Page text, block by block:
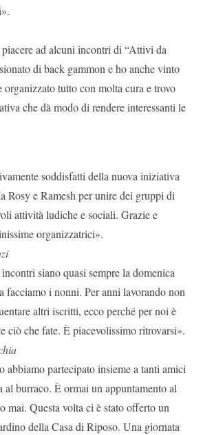
ad alcuni incontri di “Attivi da
di back gammon e ho anche vinto
organizzato tutto con molta cura e trovo
che dà modo di rendere interessanti le
soddisfatti della nuova iniziativa
Rosy e Ramesh per unire dei gruppi di
attività ludiche e sociali. Grazie e
organizzatrici».
siano quasi sempre la domenica
facciamo i nonni. Per anni lavorando non
altri iscritti, ecco perché per noi è
ciò che fate. È piacevolissimo ritrovarsi».
abbiamo partecipato insieme a tanti amici
al burraco. È ormai un appuntamento al
mai. Questa volta ci è stato offerto un
della Casa di Riposo. Una giornata